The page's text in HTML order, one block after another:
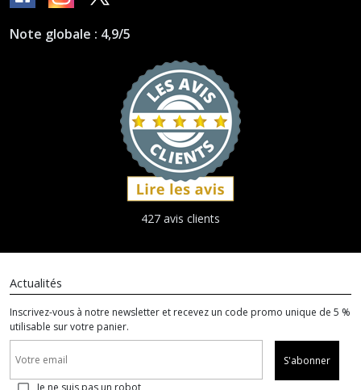
Note globale : 4,9/5
427 avis clients
Actualités
Inscrivez-vous à notre newsletter et recevez un code promo unique de 5 %
utilisable sur votre panier.
S'abonner